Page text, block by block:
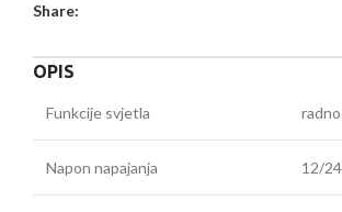
Share:
OPIS
Funkcije svjetla
Napon napajanja 12/